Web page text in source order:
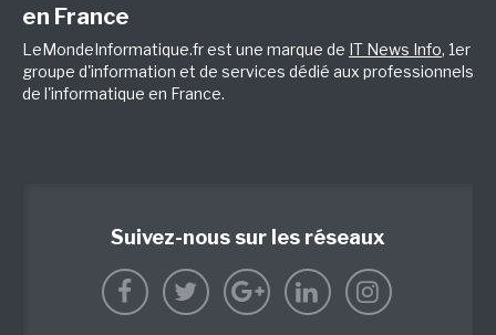
en France
LeMondeInformatique.fr est une marque de IT News Info, 1er
groupe d'information et de services dédié aux professionnels
de l'informatique en France.
Suivez-nous sur les réseaux